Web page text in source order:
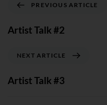
PREVIOUS ARTICLE
Artist Talk #2
NEXT ARTICLE
Artist Talk #3